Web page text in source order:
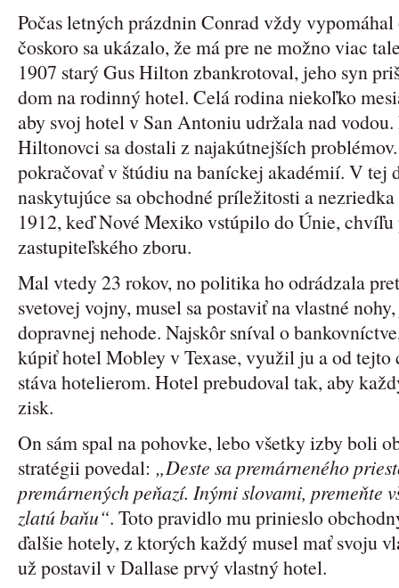
Počas letných prázdnin Conrad vždy
čoskoro sa ukázalo, že má pre ne možno viac
1907 starý Gus Hilton zbankrotoval, jeho syn
dom na rodinný hotel. Celá rodina niekoľko
aby svoj hotel v San Antoniu udržala nad
Hiltonovci sa dostali z najakútnejších
pokračovať v štúdiu na baníckej akadémií. V tej
naskytujúce sa obchodné príležitosti a
1912, keď Nové Mexiko vstúpilo do Únie, chvíľu
zastupiteľského zboru.
Mal vtedy 23 rokov, no politika ho odrádzala
svetovej vojny, musel sa postaviť na vlastné
dopravnej nehode. Najskôr sníval o
kúpiť hotel Mobley v Texase, využil ju a od tejto
stáva hotelierom. Hotel prebudoval tak, aby
zisk.
On sám spal na pohovke, lebo všetky izby boli
stratégii povedal: „Deste sa premárneného
premárnených peňazí. Inými slovami, premeňte
zlatú baňu“. Toto pravidlo mu prinieslo
ďalšie hotely, z ktorých každý musel mať svoju
už postavil v Dallase prvý vlastný hotel.